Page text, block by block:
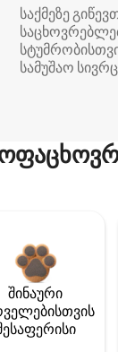
საქმეზე
სამუშაო
შინაური